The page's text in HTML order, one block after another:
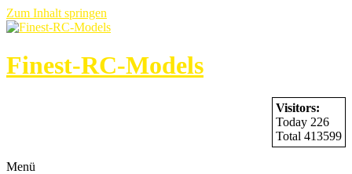
Zum Inhalt springen
Finest-RC-Models
Visitors:
Today 226
Total 413599
Menü